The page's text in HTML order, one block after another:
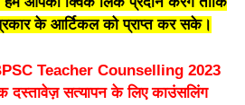
के आर्टिकल को प्राप्त कर सके।
Teacher Counselling 2023
दस्तावेज़ सत्यापन के लिए काउंसलिंग